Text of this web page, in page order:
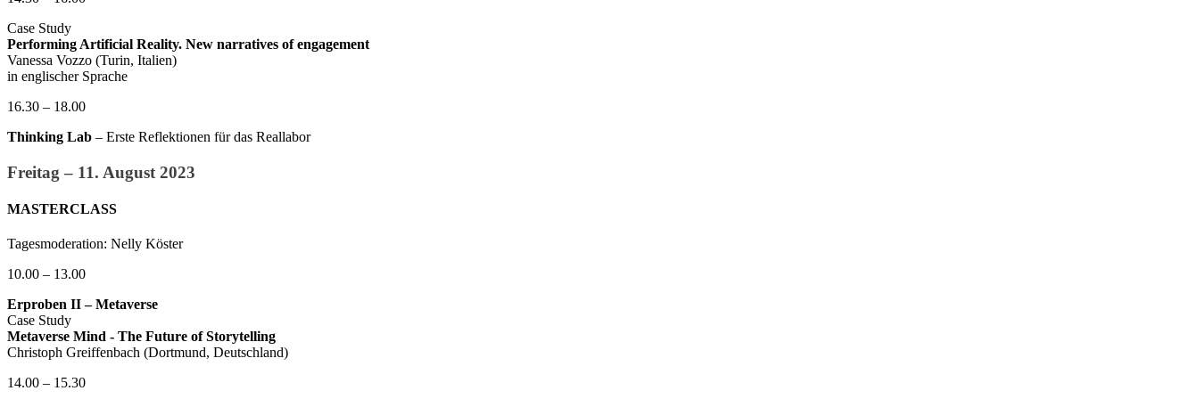
Case Study
Performing Artificial Reality. New narratives of engagement
Vanessa Vozzo (Turin, Italien)
in englischer Sprache
16.30 – 18.00
Thinking Lab – Erste Reflektionen für das Reallabor
Freitag – 11. August 2023
MASTERCLASS
Tagesmoderation: Nelly Köster
10.00 – 13.00
Erproben II – Metaverse
Case Study
Metaverse Mind - The Future of Storytelling
Christoph Greiffenbach (Dortmund, Deutschland)
14.00 – 15.30